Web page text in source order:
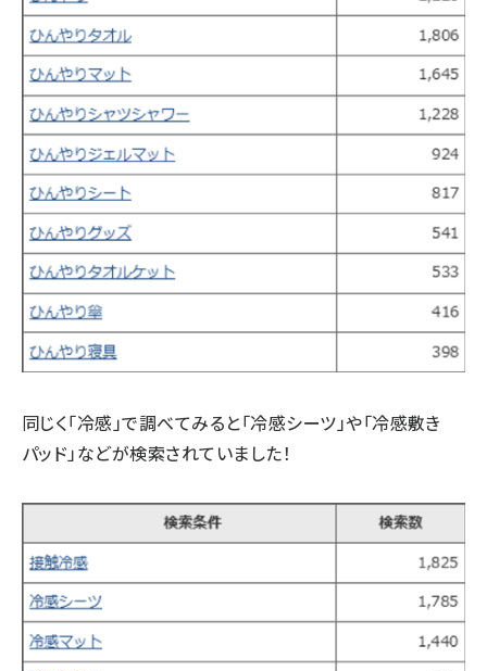
同じく「冷感」で調べてみると「冷感シーツ」や「冷感敷き
パッド」などが検索されていました！